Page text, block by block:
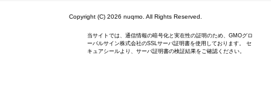
Copyright (C) 2026 nuqmo. All Rights Reserved.
当サイトでは、通信情報の暗号化と実在性の証明のため、GMOグロ
ーバルサイン株式会社のSSLサーバ証明書を使用しております。 セ
キュアシールより、サーバ証明書の検証結果をご確認ください。